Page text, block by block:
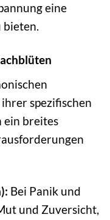
eine
spezifischen
ein breites
Bei Panik und
und Zuversicht,